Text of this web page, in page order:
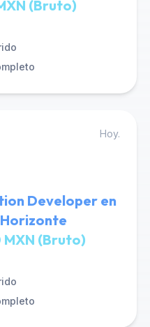
(Bruto)
Hoy.
Developer en
(Bruto)